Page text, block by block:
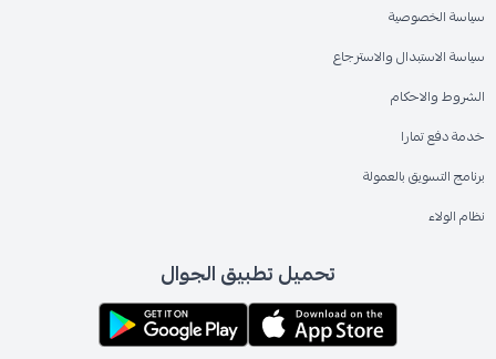
سياسة الخصوصية
سياسة الاستبدال والاسترجاع
الشروط والاحكام
خدمة دفع تمارا
برنامج التسويق بالعمولة
نظام الولاء
تحميل تطبيق الجوال